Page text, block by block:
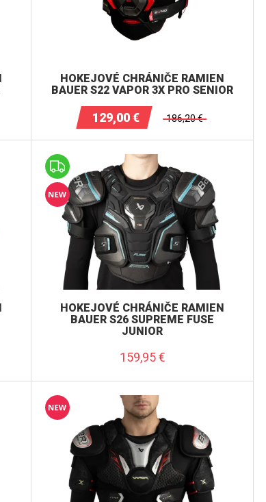
HOKEJOVÉ CHRÁNIČE RAMIEN
BAUER S22 VAPOR 3X PRO SENIOR
129,00€ 186,20€
HOKEJOVÉ CHRÁNIČE RAMIEN
BAUER S26 SUPREME FUSE
JUNIOR
159,95€